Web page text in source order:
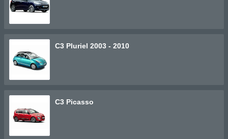
C3 Pluriel 2003 - 2010
C3 Picasso